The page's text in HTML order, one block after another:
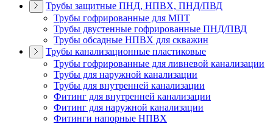
Трубы защитные ПНД, НПВХ, ПНД/ПВД
Трубы гофрированные для МПТ
Трубы двустенные гофрированные ПНД/ПВД
Трубы обсадные НПВХ для скважин
Трубы канализационные пластиковые
Трубы гофрированные для ливневой канализации
Трубы для наружной канализации
Трубы для внутренней канализации
Фитинг для внутренней канализации
Фитинг для наружной канализации
Фитинги напорные НПВХ